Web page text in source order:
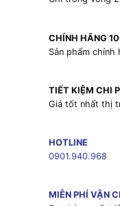
CHÍNH HÃNG
Sản phẩm chính
TIẾT KIỆM CHI
Giá tốt nhất thị
HOTLINE
0901.940.968
MIỄN PHÍ VẬN